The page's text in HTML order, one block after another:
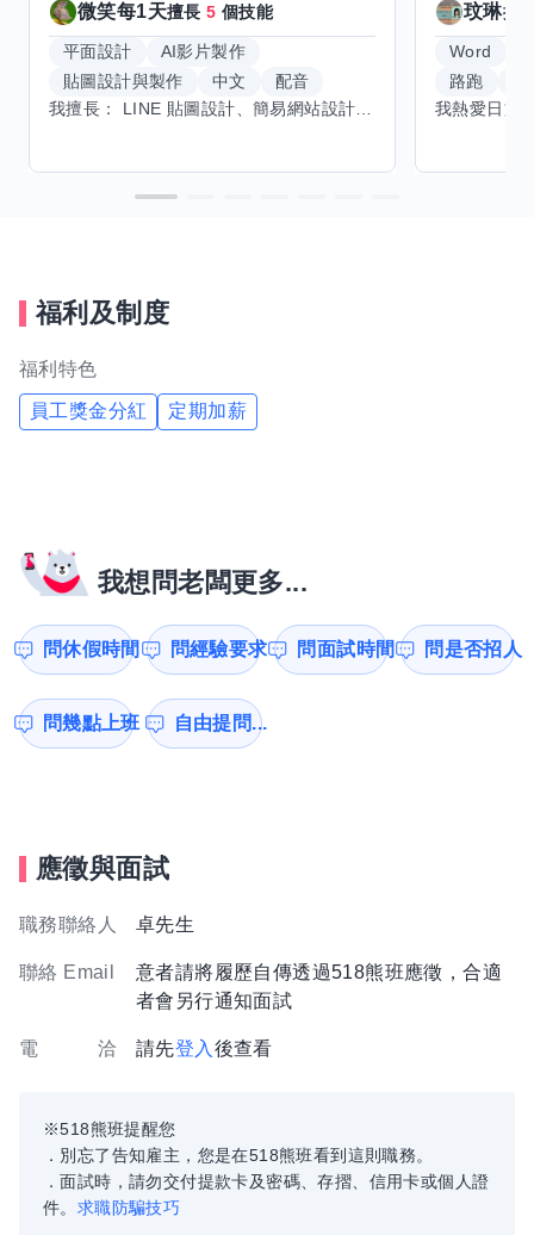
微笑每1天擅長5 個技能
平面設計
AI影片製作
貼圖設計與製作
中文
配音
玟琳擅
Word
路跑
福利及制度
福利特色
員工獎金分紅 定期加薪
我想問老闆更多...
問休假時間 問經驗要求 問面試時間 問是否招人
問幾點上班 自由提問...
應徵與面試
職務聯絡人 卓先生
聯絡 Email
意者請將履歷自傳透過518熊班應徵，合適
者會另行通知面試
電 洽 請先登入 後查看
※518熊班提醒您
．別忘了告知雇主，您是在518熊班看到這則職務。
．面試時，請勿交付提款卡及密碼、存摺、信用卡或個人證
件。 求職防騙技巧